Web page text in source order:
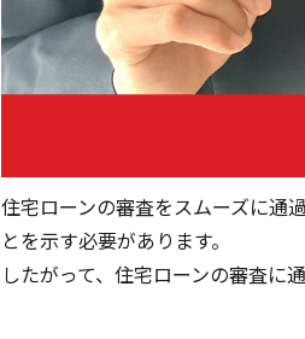
住宅ローンの審査をスムーズに通
とを示す必要があります。
したがって、住宅ローンの審査に